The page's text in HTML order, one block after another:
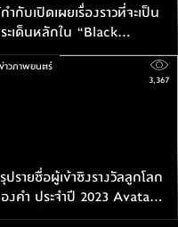
ำกับเปิดเผยเรื่องราวที่จะเป็น
ะเด็นหลักใน “Black
Wakanda
Forever” ก่อนที่จะเกิดเหตุน่า
ปรายชื่อผู้เข้าชิงรางวัลลูกโลก
งคำ ประจำปี 2023 Avatar
ข้าชิงตั้งแต่ยังไม่เข้าฉาย!
ข่าวภาพยนตร์
3,367